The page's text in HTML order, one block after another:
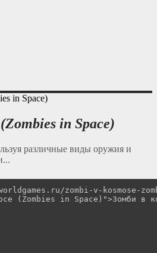
in Space)
различные виды оружия и